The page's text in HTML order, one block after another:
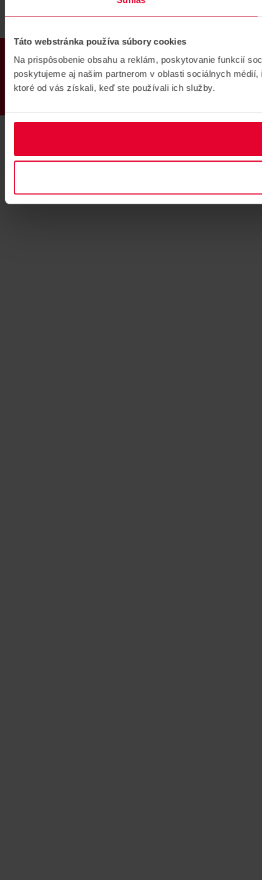
Táto webstránka používa súbory cookies
Na prispôsobenie obsahu a reklám, poskytovanie funkcií
poskytujeme aj našim partnerom v oblasti sociálnych
ktoré od vás získali, keď ste používali ich služby.
PRODUKTY